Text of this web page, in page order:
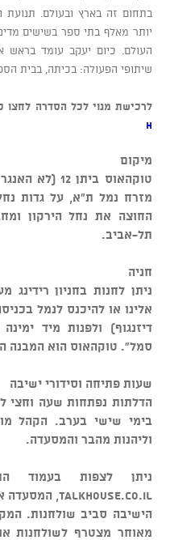
בתחום זה בארץ ובעולם. תנועת
יותר מאלף בתי ספר בשישים
העולם. כיום יעקב עומד בראש
שיתופי הפעולה: בכיתה, בבית
לרכישת מנוי לכל הסדרה לחצו
H
מיקום
מזרח נמל ת"א, על גדות
החוצה את נחל הירקון
תל-אביב.
חניה
ניתן לחנות בחניון
אלינו או להיכנס לנמל
דיזנגוף) ולפנות מיד
סמל". טוקהאוס הוא המבנה
שעות פתיחה וסידורי ישיבה
הדלתות נפתחות שעה וחצי
בימי שישי בערב. הקהל
וליהנות מהבר והמסעדה.
talkhouse.co.il, המסעדה אינה כשרה.
הישיבה סביב שולחנות.
מאוחר מצטרף לשולחנות